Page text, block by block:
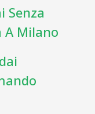
Senza
A Milano